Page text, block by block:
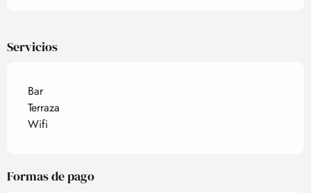
Servicios
Bar
Terraza
Wifi
Formas de pago